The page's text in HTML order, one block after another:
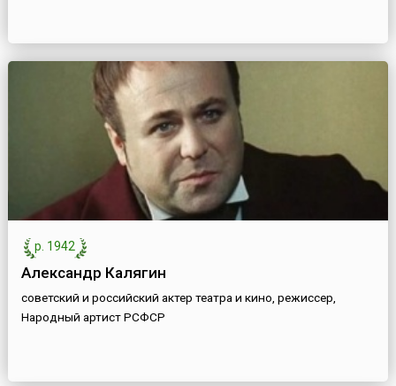
р. 1942
Александр Калягин
советский и российский актер театра и кино, режиссер,
Народный артист РСФСР